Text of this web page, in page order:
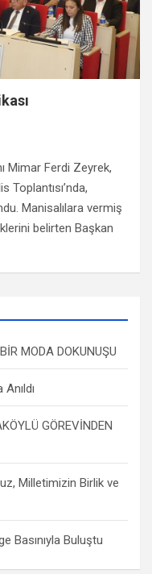
Mimar Ferdi Zeyrek,
Toplantısı’nda,
Manisalılara vermiş
belirten Başkan
MODA DOKUNUŞU
GÖREVİNDEN
Milletimizin Birlik ve
Basınıyla Buluştu